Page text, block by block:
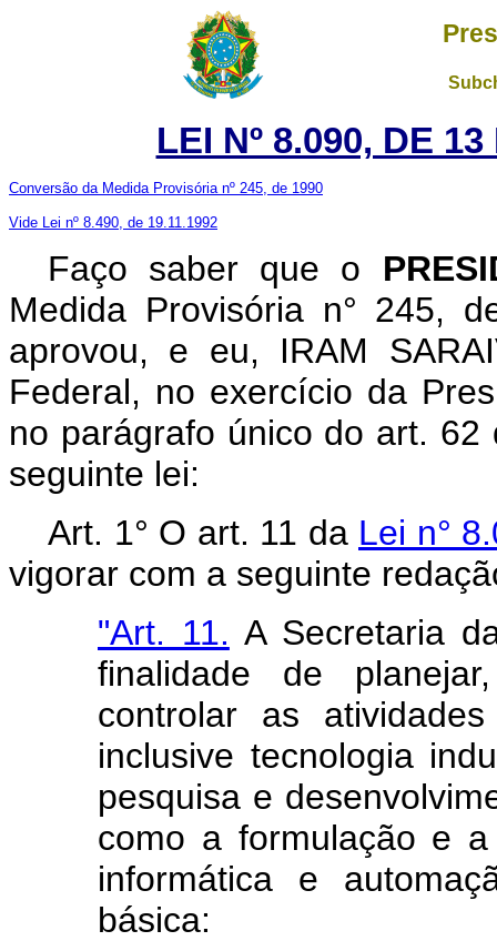
LEI Nº 8.090, DE
Conversão da Medida Provisória nº 245, de 1990
Vide Lei nº 8.490, de 19.11.1992
Faço saber que o
Medida Provisória n° 245,
aprovou, e eu, IRAM
Federal, no exercício da
no parágrafo único do art.
seguinte lei:
Art. 1° O art. 11 da Lei n°
vigorar com a seguinte
"Art. 11. A Secretaria
finalidade de
controlar as
inclusive tecnologia
pesquisa e
como a formulação e
informática e
básica: